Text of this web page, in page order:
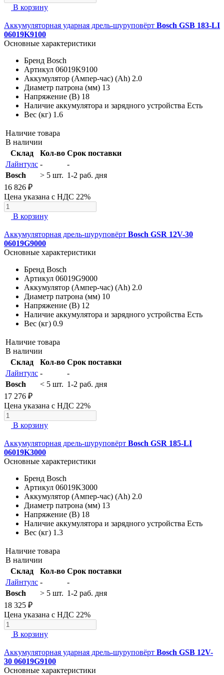
В корзину
Аккумуляторная ударная дрель-шуруповёрт Bosch GSB 183-LI
06019K9100
Основные характеристики
Бренд Bosch
Артикул 06019K9100
Аккумулятор (Ампер-час) (Ah) 2.0
Диаметр патрона (мм) 13
Напряжение (В) 18
Наличие аккумулятора и зарядного устройства Есть
Вес (кг) 1.6
Наличие товара
В наличии
Склад
Кол-во Срок поставки
Лайнтулс -
-
Bosch
> 5 шт. 1-2 раб. дня
16 826 ₽
Цена указана с НДС 22%
В корзину
Аккумуляторная дрель-шуруповёрт Bosch GSR 12V-30
06019G9000
Основные характеристики
Бренд Bosch
Артикул 06019G9000
Аккумулятор (Ампер-час) (Ah) 2.0
Диаметр патрона (мм) 10
Напряжение (В) 12
Наличие аккумулятора и зарядного устройства Есть
Вес (кг) 0.9
Наличие товара
В наличии
Склад
Кол-во Срок поставки
Лайнтулс -
-
Bosch
< 5 шт. 1-2 раб. дня
17 276 ₽
Цена указана с НДС 22%
В корзину
Аккумуляторная дрель-шуруповёрт Bosch GSR 185-LI
06019K3000
Основные характеристики
Бренд Bosch
Артикул 06019K3000
Аккумулятор (Ампер-час) (Ah) 2.0
Диаметр патрона (мм) 13
Напряжение (В) 18
Наличие аккумулятора и зарядного устройства Есть
Вес (кг) 1.3
Наличие товара
В наличии
Склад
Кол-во Срок поставки
Лайнтулс -
-
Bosch
> 5 шт. 1-2 раб. дня
18 325 ₽
Цена указана с НДС 22%
В корзину
Аккумуляторная ударная дрель-шуруповёрт Bosch GSB 12V-
30 06019G9100
Основные характеристики